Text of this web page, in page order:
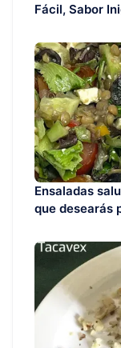
Fácil, Sabor
Ensaladas
que desearás